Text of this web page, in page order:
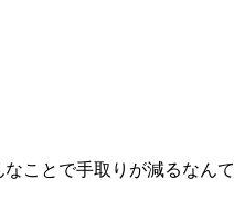
ことで手取りが減るなん